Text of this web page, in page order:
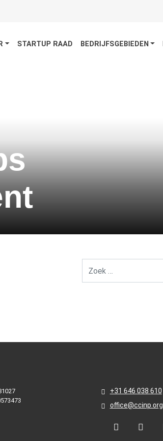
STARTUP RAAD BEDRIJFSGEBIEDEN
+31 646 038 610
office@ccinp.org